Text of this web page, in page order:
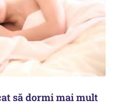
să dormi mai mult